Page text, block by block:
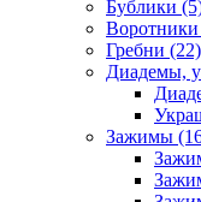
Бублики
Гребни (22)
Диадемы,
Зажимы